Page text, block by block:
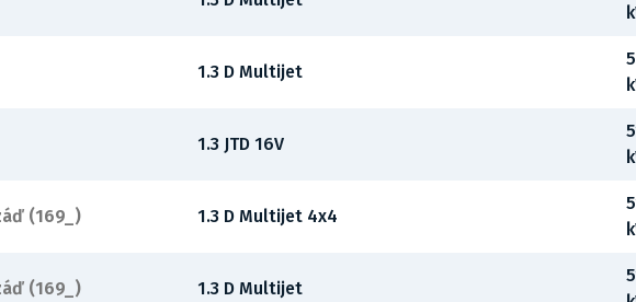
1.3 D Multijet
1.3 JTD 16V
(169_) 1.3 D Multijet 4x4
(169_) 1.3 D Multijet